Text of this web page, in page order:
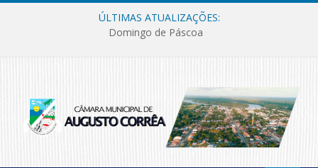
ÚLTIMAS ATUALIZAÇÕES:
Domingo de Páscoa